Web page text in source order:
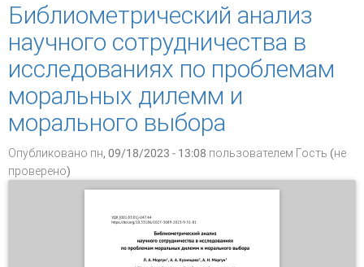
Библиометрический анализ
научного сотрудничества в
исследованиях по проблемам
моральных дилемм и
морального выбора
Опубликовано пн, 09/18/2023 - 13:08 пользователем Гость (не
проверено)